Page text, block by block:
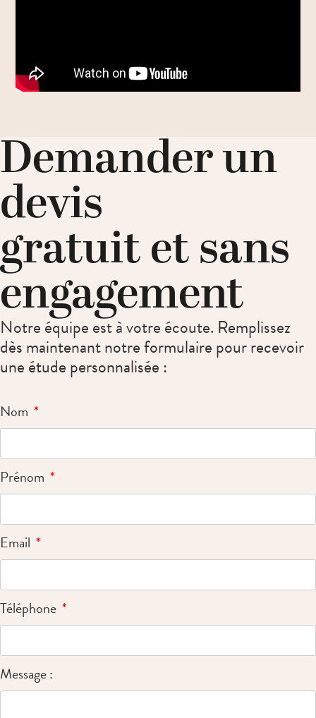
Demander un
devis
gratuit et sans
engagement
Notre équipe est à votre écoute. Remplissez
dès maintenant notre formulaire pour recevoir
une étude personnalisée :
Nom
Prénom
Email
Téléphone
Message :